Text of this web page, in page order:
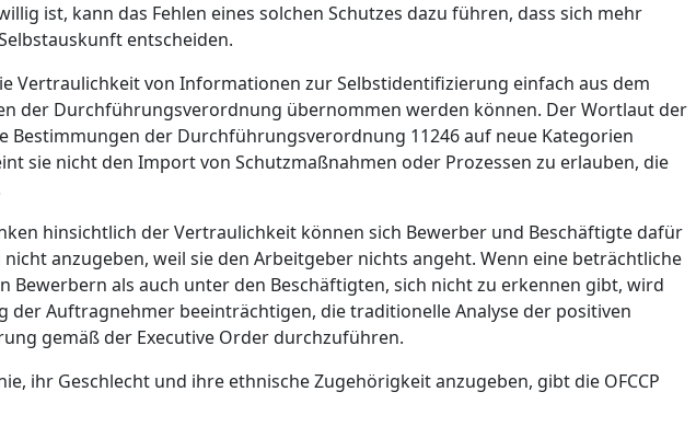
ist, kann das Fehlen eines solchen Schutzes dazu führen, dass sich mehr
entscheiden.
Vertraulichkeit von Informationen zur Selbstidentifizierung einfach aus dem
der Durchführungsverordnung übernommen werden können. Der Wortlaut der
Bestimmungen der Durchführungsverordnung 11246 auf neue Kategorien
sie nicht den Import von Schutzmaßnahmen oder Prozessen zu erlauben, die
hinsichtlich der Vertraulichkeit können sich Bewerber und Beschäftigte dafür
anzugeben, weil sie den Arbeitgeber nichts angeht. Wenn eine beträchtliche
Bewerbern als auch unter den Beschäftigten, sich nicht zu erkennen gibt, wird
der Auftragnehmer beeinträchtigen, die traditionelle Analyse der positiven
gemäß der Executive Order durchzuführen.
ihr Geschlecht und ihre ethnische Zugehörigkeit anzugeben, gibt die OFCCP